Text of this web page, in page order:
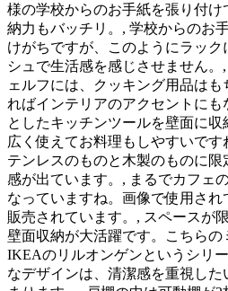
様の学校からのお手紙を張り付
納力もバッチリ。, 学校からのお
けがちですが、このようにラッ
シュで生活感を感じさせません
ェルフには、クッキング用品は
ればインテリアのアクセントにも
としたキッチンツールを壁面に
広く使えてお料理もしやすいで
テンレスのものと木製のものに
感が出ています。, まるでカフェ
なっていますね。画像で使用さ
販売されています。, スペースが
壁面収納が大活躍です。こちらの
IKEAのリルオンゲンというシリ
なデザインは、清潔感を重視した